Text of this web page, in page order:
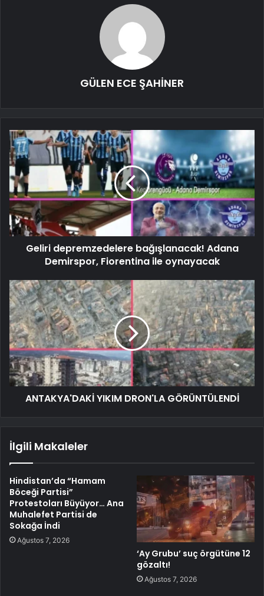
GÜLEN ECE ŞAHİNER
Geliri depremzedelere bağışlanacak! Adana
Demirspor, Fiorentina ile oynayacak
ANTAKYA'DAKİ YIKIM DRON'LA GÖRÜNTÜLENDİ
İlgili Makaleler
Hindistan’da “Hamam
Böceği Partisi”
Protestoları Büyüyor… Ana
Muhalefet Partisi de
Sokağa İndi
Ağustos 7, 2026
‘Ay Grubu’ suç örgütüne 12
gözaltı!
Ağustos 7, 2026